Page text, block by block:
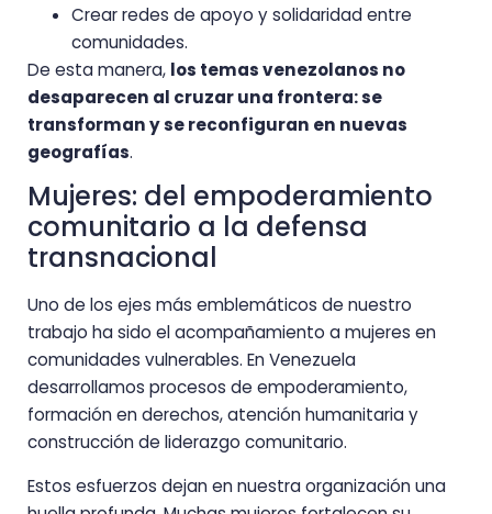
Crear redes de apoyo y solidaridad entre
comunidades.
De esta manera, los temas venezolanos no
desaparecen al cruzar una frontera: se
transforman y se reconfiguran en nuevas
geografías.
Mujeres: del empoderamiento
comunitario a la defensa
transnacional
Uno de los ejes más emblemáticos de nuestro
trabajo ha sido el acompañamiento a mujeres en
comunidades vulnerables. En Venezuela
desarrollamos procesos de empoderamiento,
formación en derechos, atención humanitaria y
construcción de liderazgo comunitario.
Estos esfuerzos dejan en nuestra organización una